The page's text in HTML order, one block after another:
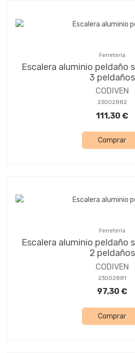
Ferretería
Escalera aluminio peldaño
3 peldaños
CODIVEN
23002882
111,30 €
Comprar
Ferretería
Escalera aluminio peldaño
2 peldaños
CODIVEN
23002881
97,30 €
Comprar